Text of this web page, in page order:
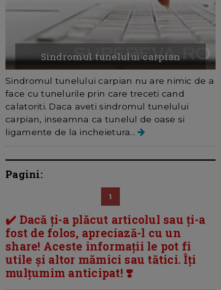
Sindromul tunelului carpian
Sindromul tunelului carpian nu are nimic de a
face cu tunelurile prin care treceti cand
calatoriti. Daca aveti sindromul tunelului
carpian, inseamna ca tunelul de oase si
ligamente de la incheietura...
Pagini:
1
✔️ Dacă ți-a plăcut articolul sau ți-a
fost de folos, apreciază-l cu un
share! Aceste informații le pot fi
utile și altor mămici sau tătici. Îți
mulțumim anticipat! ❣️